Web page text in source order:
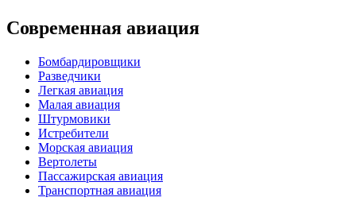
Современная авиация
Бомбардировщики
Разведчики
Легкая авиация
Малая авиация
Штурмовики
Истребители
Морская авиация
Вертолеты
Пассажирская авиация
Транспортная авиация